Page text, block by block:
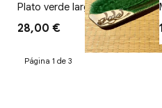
Plato verde largado
28,00 €
Página 1 de 3